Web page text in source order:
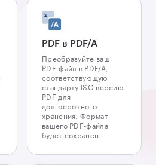
PDF в PDF/A
Преобразуйте ваш
PDF-файл в PDF/A,
соответствующую
стандарту ISO версию
PDF для
долгосрочного
хранения. Формат
вашего PDF-файла
будет сохранен.